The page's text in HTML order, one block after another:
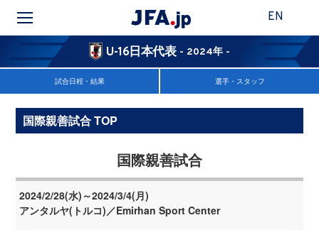
EN
U-16日本代表 - 2024年 -
試合日程・結果 選手・スタッフ
国際親善試合 TOP
国際親善試合
2024/2/28(水)～2024/3/4(月)
アンタルヤ(トルコ)／Emirhan Sport Center